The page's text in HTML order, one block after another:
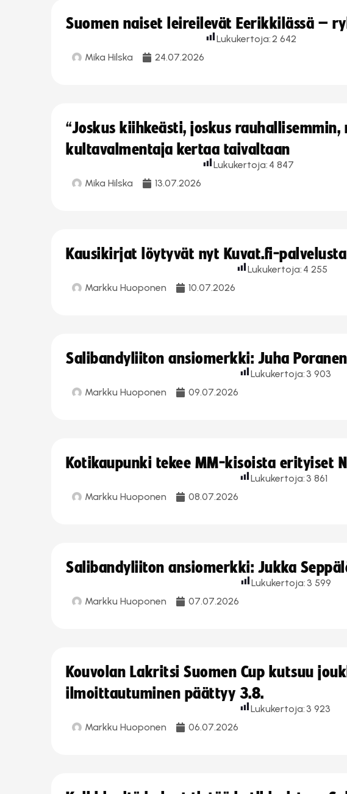
Suomen naiset leireilevät Eerikkilässä –
Mika Hilska 24.07.2026
Lukukertoja:2 642
“Joskus kiihkeästi, joskus
kultavalmentaja kertaa taivaltaan
Mika Hilska 13.07.2026
Lukukertoja: 4 847
Kausikirjat löytyvät nyt Kuvat.fi-palvelusta
Markku Huoponen 10.07.2026
Lukukertoja: 4 255
Salibandyliiton ansiomerkki: Juha Poranen
Markku Huoponen 09.07.2026
Lukukertoja: 3 903
Kotikaupunki tekee MM-kisoista erityiset
Markku Huoponen 08.07.2026
Lukukertoja: 3 861
Salibandyliiton ansiomerkki: Jukka
Markku Huoponen 07.07.2026
Lukukertoja: 3 599
Kouvolan Lakritsi Suomen Cup kutsuu
ilmoittautuminen päättyy 3.8.
Markku Huoponen 06.07.2026
Lukukertoja: 3 923